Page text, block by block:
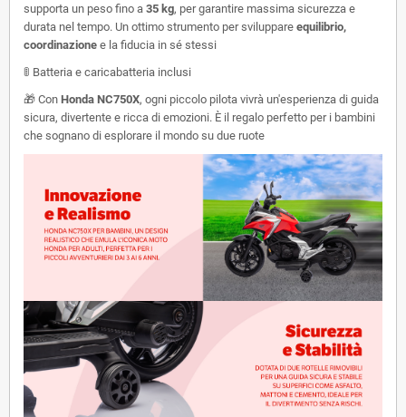
supporta un peso fino a 35 kg, per garantire massima sicurezza e
durata nel tempo. Un ottimo strumento per sviluppare equilibrio,
coordinazione e la fiducia in sé stessi
🚦 Batteria e caricabatteria inclusi
🎁 Con Honda NC750X, ogni piccolo pilota vivrà un'esperienza di guida
sicura, divertente e ricca di emozioni. È il regalo perfetto per i bambini
che sognano di esplorare il mondo su due ruote